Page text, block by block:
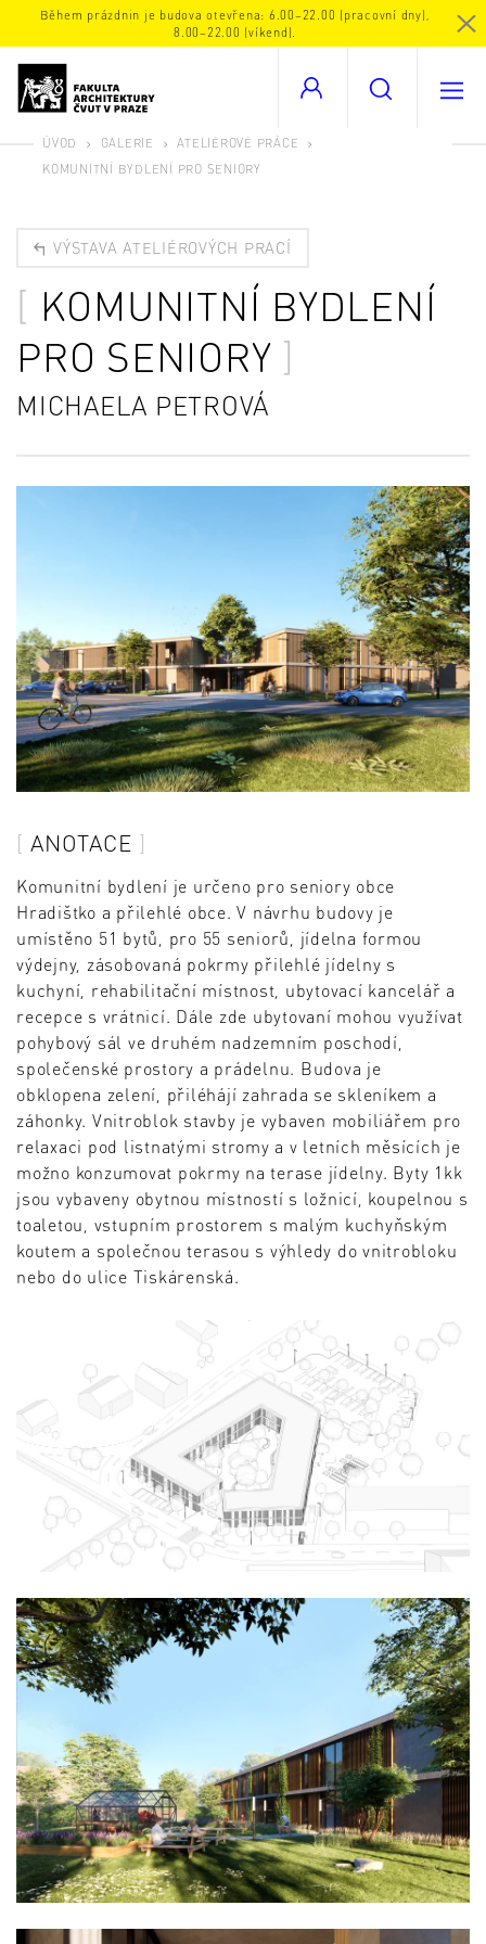
Během prázdnin je budova otevřena: 6.00–22.00 (pracovní dny),
8.00–22.00 (víkend).
ÚVOD GALERIE
ATELIÉROVÉ PRÁCE
KOMUNITNÍ BYDLENÍ PRO SENIORY
VÝSTAVA ATELIÉROVÝCH PRACÍ
KOMUNITNÍ BYDLENÍ
PRO SENIORY
MICHAELA PETROVÁ
ANOTACE
Komunitní bydlení je určeno pro seniory obce
Hradištko a přilehlé obce. V návrhu budovy je
umístěno 51 bytů, pro 55 seniorů, jídelna formou
výdejny, zásobovaná pokrmy přilehlé jídelny s
kuchyní, rehabilitační místnost, ubytovací kancelář a
recepce s vrátnicí. Dále zde ubytovaní mohou využívat
pohybový sál ve druhém nadzemním poschodí,
společenské prostory a prádelnu. Budova je
obklopena zelení, přiléhájí zahrada se skleníkem a
záhonky. Vnitroblok stavby je vybaven mobiliářem pro
relaxaci pod listnatými stromy a v letních měsících je
možno konzumovat pokrmy na terase jídelny. Byty 1kk
jsou vybaveny obytnou místností s ložnicí, koupelnou s
toaletou, vstupním prostorem s malým kuchyňským
koutem a společnou terasou s výhledy do vnitrobloku
nebo do ulice Tiskárenská.